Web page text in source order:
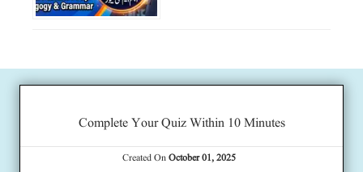
Complete Your Quiz Within 10 Minutes
Created OnOctober 01, 2025